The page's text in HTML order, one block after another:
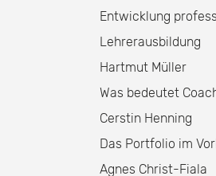
Entwicklung
Lehrerausbildung
Hartmut Müller
Was bedeutet
Cerstin Henning
Das Portfolio im
Agnes Christ-Fiala